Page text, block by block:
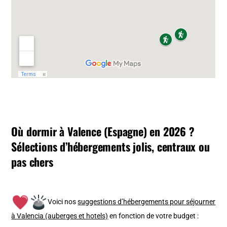
Où dormir à Valence (Espagne) en 2026 ?
Sélections d’hébergements jolis, centraux ou
pas chers
Voici nossuggestions d’hébergements pour séjourner
à Valencia (auberges et hotels) en fonction de votre budget :